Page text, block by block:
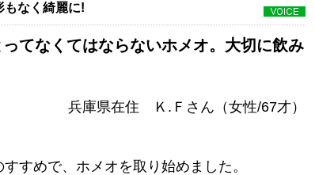
もなく綺麗に!
なくてはならないホメオ。大切に飲み
兵庫県在住 Ｋ.Ｆさん（女性/67才）
すめで、ホメオを取り始めました。